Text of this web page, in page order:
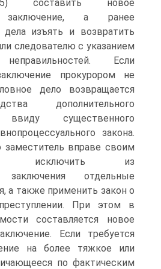
5) составить новое
заключение, а ранее
дела изъять и возвратить
следователю с указанием
Если
прокурором не
дело возвращается
дополнительного
ввиду существенного
закона.
заместитель вправе своим
исключить из
заключения отдельные
а также применить закон о
При этом в
составляется новое
Если требуется
на более тяжкое или
по фактическим